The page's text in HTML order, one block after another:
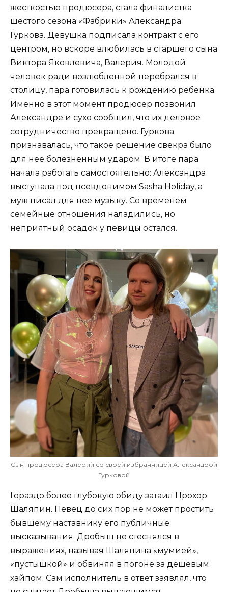
жесткостью продюсера, стала финалистка
шестого сезона «Фабрики» Александра
Гуркова. Девушка подписала контракт с его
центром, но вскоре влюбилась в старшего сына
Виктора Яковлевича, Валерия. Молодой
человек ради возлюбленной перебрался в
столицу, пара готовилась к рождению ребенка.
Именно в этот момент продюсер позвонил
Александре и сухо сообщил, что их деловое
сотрудничество прекращено. Гуркова
признавалась, что такое решение свекра было
для нее болезненным ударом. В итоге пара
начала работать самостоятельно: Александра
выступала под псевдонимом Sasha Holiday, а
муж писал для нее музыку. Со временем
семейные отношения наладились, но
неприятный осадок у певицы остался.
Сын продюсера Валерий со своей избранницей Александрой
Гурковой
Гораздо более глубокую обиду затаил Прохор
Шаляпин. Певец до сих пор не может простить
бывшему наставнику его публичные
высказывания. Дробыш не стеснялся в
выражениях, называя Шаляпина «мумией»,
«пустышкой» и обвиняя в погоне за дешевым
хайпом. Сам исполнитель в ответ заявлял, что